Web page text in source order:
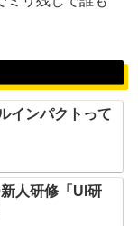
インパクトって
人研修「UI研